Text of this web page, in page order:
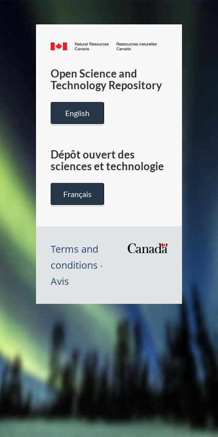
Canada.ca
/
Canada
Open Science and
Technology Repository
English
Dépôt ouvert des
sciences et technologie
Français
Terms and
conditions
Avis
Canada